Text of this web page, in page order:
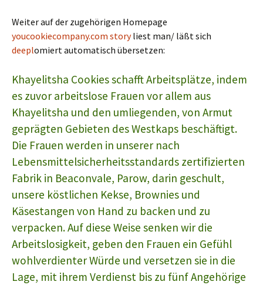
Weiter auf der zugehörigen Homepage
youcookiecompany.com storyliest man/ läßt sich
deeplomiert automatisch übersetzen:
Khayelitsha Cookies schafft Arbeitsplätze, indem
es zuvor arbeitslose Frauen vor allem aus
Khayelitsha und den umliegenden, von Armut
geprägten Gebieten des Westkaps beschäftigt.
Die Frauen werden in unserer nach
Lebensmittelsicherheitsstandards zertifizierten
Fabrik in Beaconvale, Parow, darin geschult,
unsere köstlichen Kekse, Brownies und
Käsestangen von Hand zu backen und zu
verpacken. Auf diese Weise senken wir die
Arbeitslosigkeit, geben den Frauen ein Gefühl
wohlverdienter Würde und versetzen sie in die
Lage, mit ihrem Verdienst bis zu fünf Angehörige